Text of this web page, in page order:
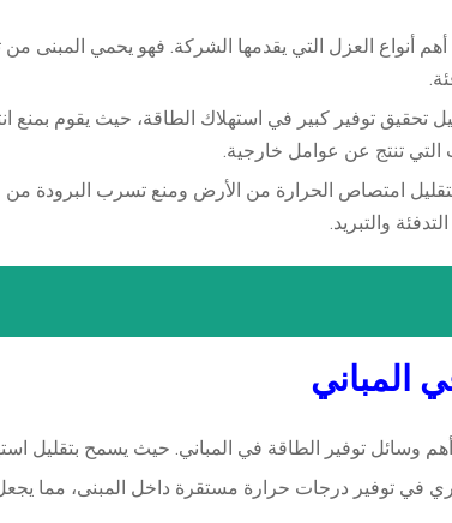
أنواع العزل التي يقدمها الشركة. فهو يحمي
تحقيق توفير كبير في استهلاك الطاقة، حيث يقوم
التي تنتج عن عوامل خارجية.
امتصاص الحرارة من الأرض ومنع تسرب البرودة
والتبريد.
المباني
وسائل توفير الطاقة في المباني. حيث يسمح بتقليل
في توفير درجات حرارة مستقرة داخل المبنى، مما